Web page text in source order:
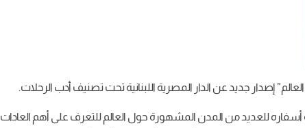
للعديد من المدن المشهورة حول العالم للتعرف على أهم العادات